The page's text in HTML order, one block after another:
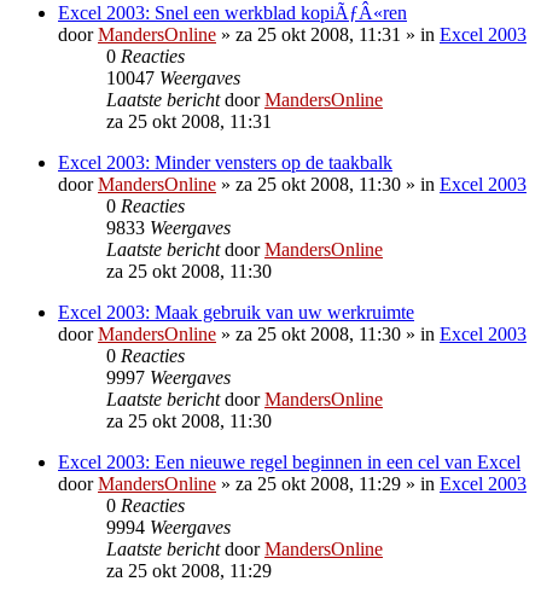
Excel 2003: Snel een werkblad kopiÃƒÂ«ren
doorMandersOnline » za 25 okt 2008, 11:31 » in Excel 2003
0 Reacties
10047 Weergaves
Laatste berichtdoorMandersOnline
za 25 okt 2008, 11:31
Excel 2003: Minder vensters op de taakbalk
doorMandersOnline » za 25 okt 2008, 11:30 » in Excel 2003
0 Reacties
9833 Weergaves
Laatste berichtdoorMandersOnline
za 25 okt 2008, 11:30
Excel 2003: Maak gebruik van uw werkruimte
doorMandersOnline » za 25 okt 2008, 11:30 » in Excel 2003
0 Reacties
9997 Weergaves
Laatste berichtdoorMandersOnline
za 25 okt 2008, 11:30
Excel 2003: Een nieuwe regel beginnen in een cel van Excel
doorMandersOnline » za 25 okt 2008, 11:29 » in Excel 2003
0 Reacties
9994 Weergaves
Laatste berichtdoorMandersOnline
za 25 okt 2008, 11:29